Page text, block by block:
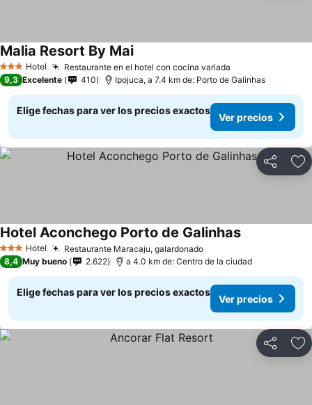
3 Estrellas
Hotel Restaurante en el hotel con cocina variada
Malia Resort By Mai
9,3 Excelente 410 Ipojuca, a 7.4 km de: Porto de Galinhas
Elige fechas para ver los precios exactos
Ver precios
Compartir
3 Estrellas
Hotel Restaurante Maracaju, galardonado
Hotel Aconchego Porto de Galinhas
8,4 Muy bueno 2.622 a 4.0 km de: Centro de la ciudad
Elige fechas para ver los precios exactos
Ver precios
Compartir